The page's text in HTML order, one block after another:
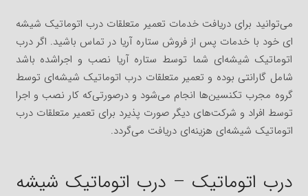
می‌توانید برای دریافت خدمات تعمیر متعلقات درب اتوماتیک شیشه
ای خود با خدمات پس از فروش ستاره آریا در تماس باشید. اگر درب
اتوماتیک شیشه‌ای شما توسط ستاره آریا نصب و اجراشده باشد
شامل گارانتی بوده و تعمیر متعلقات درب اتوماتیک شیشه‌ای توسط
گروه مجرب تکنسین‌ها انجام می‌شود و درصورتی‌که کار نصب و اجرا
توسط افراد و شرکت‌های دیگر صورت پذیرد برای تعمیر متعلقات درب
اتوماتیک شیشه‌ای هزینه‌ای دریافت می‌گردد.
درب اتوماتیک – درب اتوماتیک شیشه